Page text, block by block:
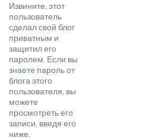
Извините, этот
пользователь
сделал свой блог
приватным и
защитил его
паролем. Если вы
знаете пароль от
блога этого
пользователя, вы
можете
просмотреть его
записи, введя его
ниже.